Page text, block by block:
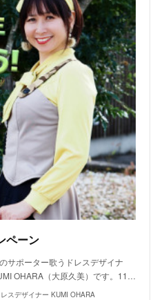
ペーン
サポーター歌うドレスデザイナ
OHARA（大原久美）です。11…
スデザイナー KUMI OHARA